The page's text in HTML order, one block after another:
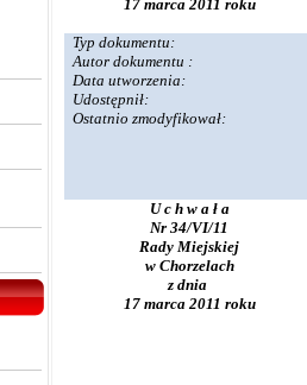
17 marca 2011 roku
Typ dokumentu:
Autor dokumentu :
Data utworzenia:
Udostępnił:
Ostatnio zmodyfikował:
U c h w a ł a
Nr 34/VI/11
Rady Miejskiej
w Chorzelach
z dnia
17 marca 2011 roku